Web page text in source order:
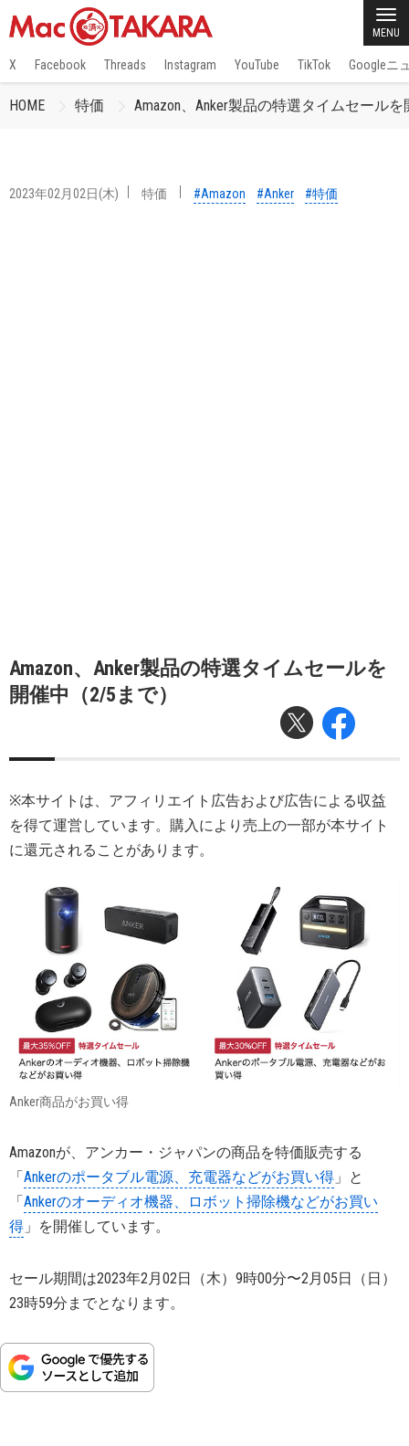
MENU
X Facebook Threads Instagram YouTube TikTok Googleニ
HOME 特価 Amazon、Anker製品の特選タイムセール
2023年02月02日(木) 特価 #Amazon #Anker #特価
Amazon、Anker製品の特選タイムセールを
開催中（2/5まで）
※本サイトは、アフィリエイト広告および広告による収益
を得て運営しています。購入により売上の一部が本サイト
に還元されることがあります。
Anker商品がお買い得
Amazonが、アンカー・ジャパンの商品を特価販売する
「Ankerのポータブル電源、充電器などがお買い得 」と
「Ankerのオーディオ機器、ロボット掃除機などがお買い
得 」を開催しています。
セール期間は2023年2月02日（木）9時00分〜2月05日（日）
23時59分までとなります。